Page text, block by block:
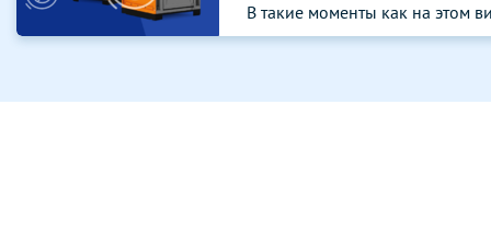
В такие моменты как на этом